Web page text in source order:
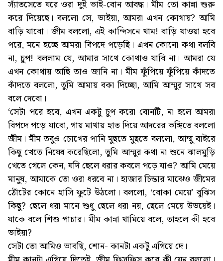
স্যাঁতসেতে ঘরে ওরা দুই ভাই-বোন আবদ্ধ। মীম তো কান্না শুরু
করে দিয়েছে। বললো সে, ভাইয়া, আমরা এখন কোথায়? আমি
বাড়ি যাবো। জীম বললো, এই কান্দিসনে থাম! বাড়ি যাওয়া হবে
পরে, মনে হচ্ছে আমরা বিপদে পড়েছি। এখন কোনো কথা বলবি
না, চুপ! বললাম যে, আমার সাথে কোথাও যাবি না। আমরা যে
এখন কোথায় আছি তাও জানি না। মীম ফুঁপিয়ে ফুঁপিয়ে কাঁদতে
কাঁদতে বললো, তুমি আমায় বকা দিচ্ছো, আমি আম্মুর সাথে সব
বলে দেবো।
‘সেটা পরে হবে, এখন একটু চুপ করো বোনটি, না হলে আমরা
বিপদে পড়ে যাবো, গায় মাথায় হাত দিয়ে আদরের ভঙ্গিতে বললো
জীম। মীম তবুও চোখের পানি মুছতে মুছতে বললো, আম্মু বাইরে
কিছু খেতে নিষেধ করেছিলো, তুমি আম্মুর কথা না শুনে ঝালমুড়ি
খেতে গেলে কেন, যদি ছেলে ধরার কবলে পড়ে যাও? আমি মেয়ে
মানুষ, আমাকে তো ওরা ধরবে না। হাজার চিন্তার মাঝেও জীমের
ঠোঁটের কোনে হাসি ফুটে উঠলো। বললো, ‘বোকা মেয়ে’ বুঝিস
কিছু? ছেলে ধরা মানে শুধু ছেলে ধরা নয়, ছেলে মেয়ে উভয়েই।
যাকে বলে শিশু পাচার। মীম কান্না থামিয়ে বলে, তাহলে কী হবে
ভাইয়া?
সেটা তো আমিও ভাবছি, শোন- কানটা একটু এগিয়ে দে।